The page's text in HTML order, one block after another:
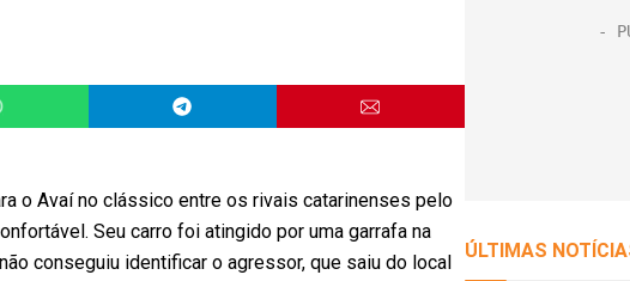
o Avaí no clássico entre os rivais catarinenses pelo
Seu carro foi atingido por uma garrafa na
conseguiu identificar o agressor, que saiu do local